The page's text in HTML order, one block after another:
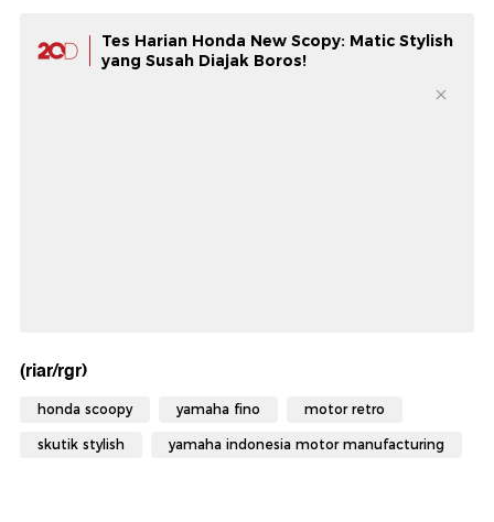
Tes Harian Honda New Scopy: Matic Stylish
yang Susah Diajak Boros!
(riar/rgr)
honda scoopy yamaha fino motor retro
skutik stylish yamaha indonesia motor manufacturing